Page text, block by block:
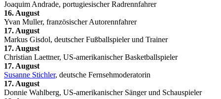
Joaquim Andrade, portugiesischer Radrennfahrer
16. August
Yvan Muller, französischer Autorennfahrer
17. August
Markus Gisdol, deutscher Fußballspieler und Trainer
17. August
Christian Laettner, US-amerikanischer Basketballspieler
17. August
Susanne Stichler, deutsche Fernsehmoderatorin
17. August
Donnie Wahlberg, US-amerikanischer Sänger und Schauspieler